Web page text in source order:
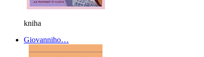
kniha
Giovanniho…